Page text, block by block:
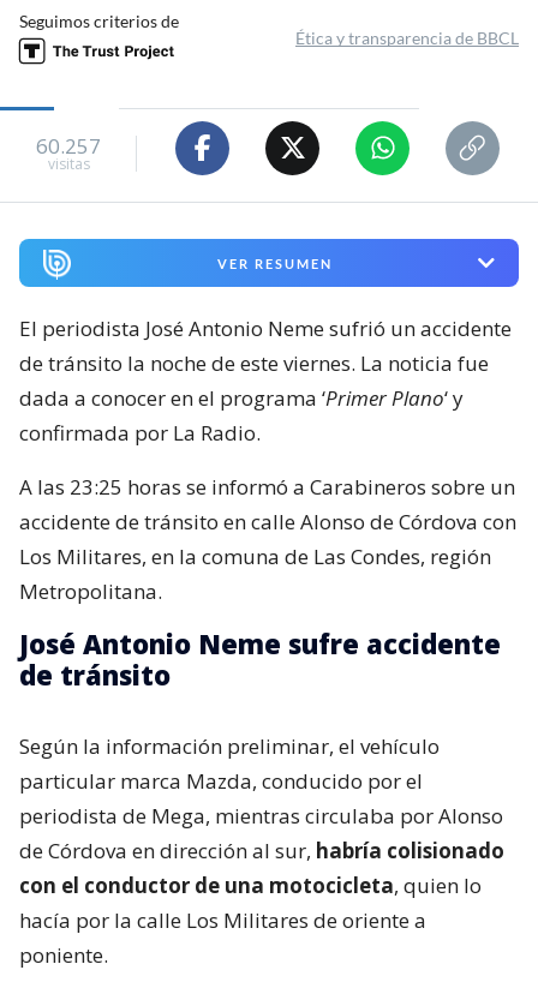
Seguimos criterios de
Ética y transparencia de BBCL
60.257
visitas
VER RESUMEN
El periodista José Antonio Neme sufrió un accidente
de tránsito la noche de este viernes. La noticia fue
dada a conocer en el programa ‘Primer Plano‘ y
confirmada por La Radio.
A las 23:25 horas se informó a Carabineros sobre un
accidente de tránsito en calle Alonso de Córdova con
Los Militares, en la comuna de Las Condes, región
Metropolitana.
José Antonio Neme sufre accidente
de tránsito
Según la información preliminar, el vehículo
particular marca Mazda, conducido por el
periodista de Mega, mientras circulaba por Alonso
de Córdova en dirección al sur, habría colisionado
con el conductor de una motocicleta, quien lo
hacía por la calle Los Militares de oriente a
poniente.